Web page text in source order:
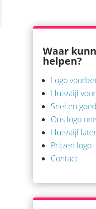
Waar
helpen?
Logo
Huisstijl
Snel en
Ons logo
Huisstijl
Prijzen
Contact